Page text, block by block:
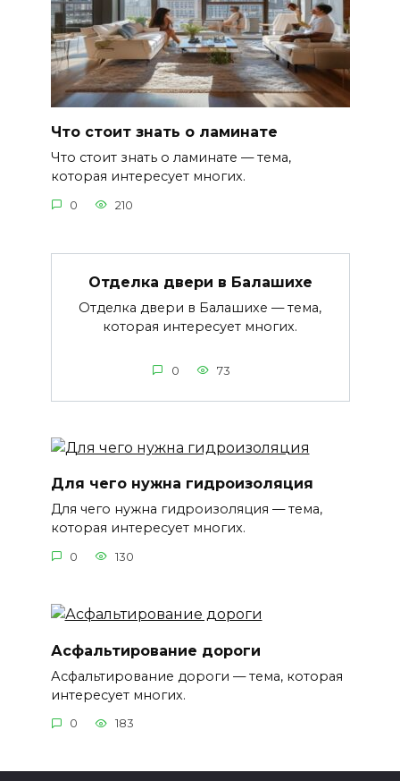
Что стоит знать о ламинате
Что стоит знать о ламинате — тема,
которая интересует многих.
0 210
Отделка двери в Балашихе
Отделка двери в Балашихе — тема,
которая интересует многих.
0 73
Для чего нужна гидроизоляция
Для чего нужна гидроизоляция — тема,
которая интересует многих.
0 130
Асфальтирование дороги
Асфальтирование дороги — тема, которая
интересует многих.
0 183